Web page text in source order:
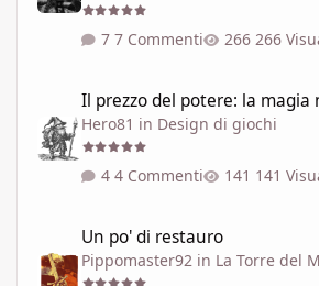
7 Commenti 266
Il prezzo del potere: la magia
Hero81 in Design di giochi
4 Commenti 141
Un po' di restauro
Pippomaster92 in La Torre del